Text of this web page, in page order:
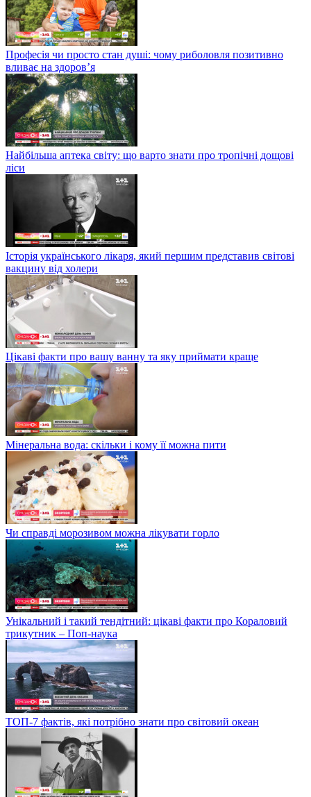
Професія чи просто стан душі: чому риболовля позитивно
вливає на здоров’я
Найбільша аптека світу: що варто знати про тропічні дощові
ліси
Історія українського лікаря, який першим представив світові
вакцину від холери
Цікаві факти про вашу ванну та яку приймати краще
Мінеральна вода: скільки і кому її можна пити
Чи справді морозивом можна лікувати горло
Унікальний і такий тендітний: цікаві факти про Кораловий
трикутник – Поп-наука
ТОП-7 фактів, які потрібно знати про світовий океан